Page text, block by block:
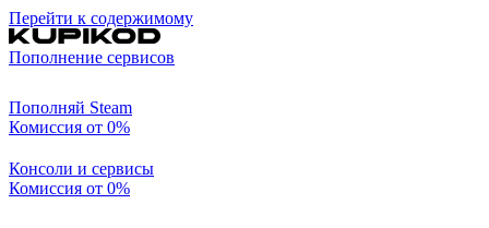
Перейти к содержимому
Пополнение сервисов
Пополняй Steam
Комиссия от 0%
Консоли и сервисы
Комиссия от 0%